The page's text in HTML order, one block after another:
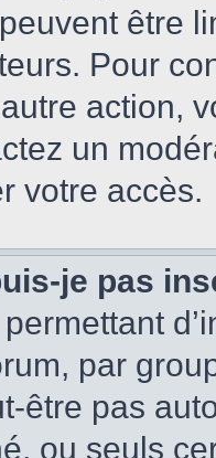
être
Pour
action,
un
votre accès.
je pas
par
être pas
ou seuls